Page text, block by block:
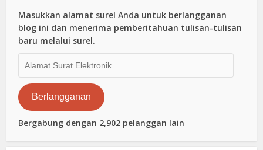
Masukkan alamat surel Anda untuk berlangganan
blog ini dan menerima pemberitahuan tulisan-tulisan
baru melalui surel.
Surat
Elektronik
Berlangganan
Bergabung dengan 2,902 pelanggan lain